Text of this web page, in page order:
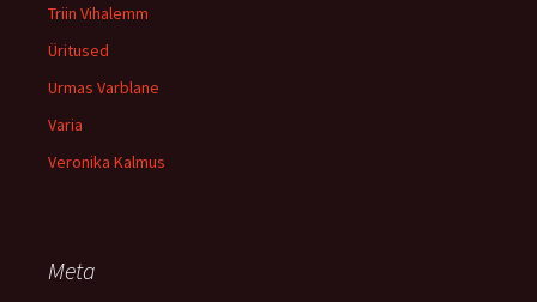
Triin Vihalemm
Üritused
Urmas Varblane
Varia
Veronika Kalmus
Meta